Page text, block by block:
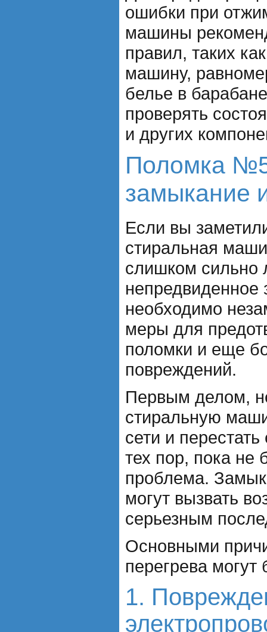
ошибки при
машины
правил, таких
машину,
белье в
проверять
и других
Поломка
замыкание
Если вы
стиральная
слишком сильно
непредвиденное
необходимо
меры для
поломки и еще
повреждений.
Первым делом,
стиральную
сети и
тех пор, пока не
проблема.
могут вызвать
серьезным
Основными
перегрева могут
1.